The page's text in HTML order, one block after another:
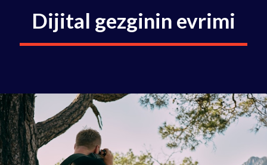
Dijital gezginin evrimi